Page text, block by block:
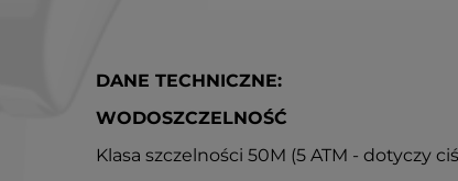
DANE TECHNICZNE:
WODOSZCZELNOŚĆ
Klasa szczelności 50M (5 ATM - dotyczy